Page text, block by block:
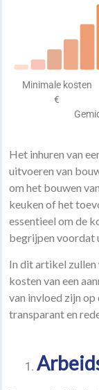
Minimale kosten
€
Het inhuren van
uitvoeren van
om het bouwen
keuken of het
essentieel om de
begrijpen voordat
In dit artikel zullen
kosten van een
van invloed zijn op
transparant en